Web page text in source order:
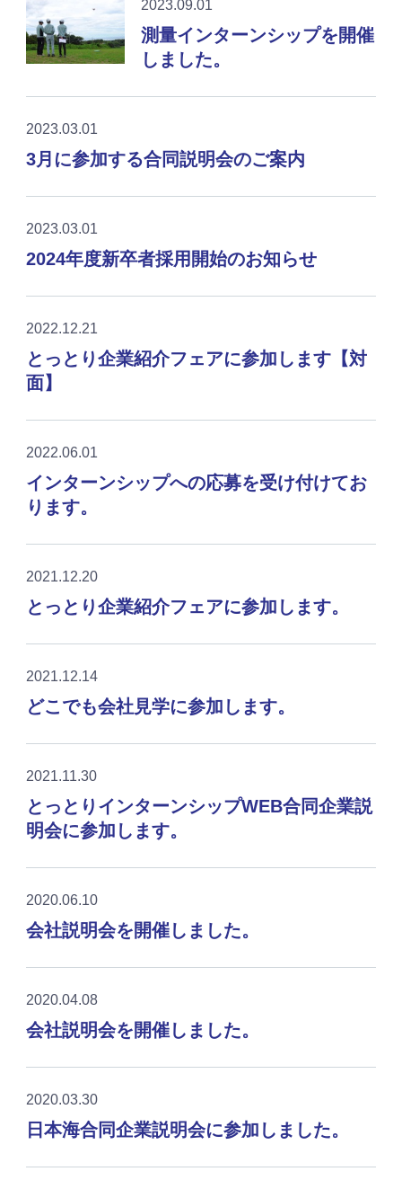
2023.09.01
測量インターンシップを開催
しました。
2023.03.01
3月に参加する合同説明会のご案内
2023.03.01
2024年度新卒者採用開始のお知らせ
2022.12.21
とっとり企業紹介フェアに参加します【対
面】
2022.06.01
インターンシップへの応募を受け付けてお
ります。
2021.12.20
とっとり企業紹介フェアに参加します。
2021.12.14
どこでも会社見学に参加します。
2021.11.30
とっとりインターンシップWEB合同企業説
明会に参加します。
2020.06.10
会社説明会を開催しました。
2020.04.08
会社説明会を開催しました。
2020.03.30
日本海合同企業説明会に参加しました。